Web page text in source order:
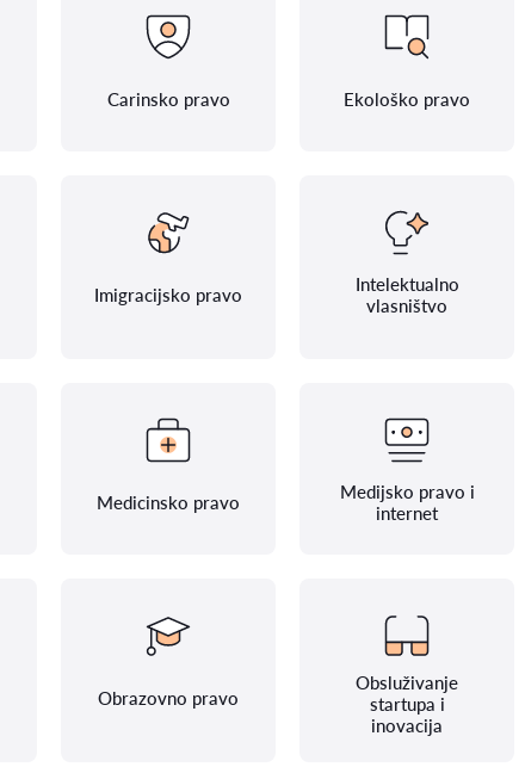
Carinsko pravo Ekološko pravo
Imigracijsko pravo
Intelektualno
vlasništvo
Medicinsko pravo
Medijsko pravo i
internet
Obrazovno pravo
Obsluživanje
startupa i
inovacija